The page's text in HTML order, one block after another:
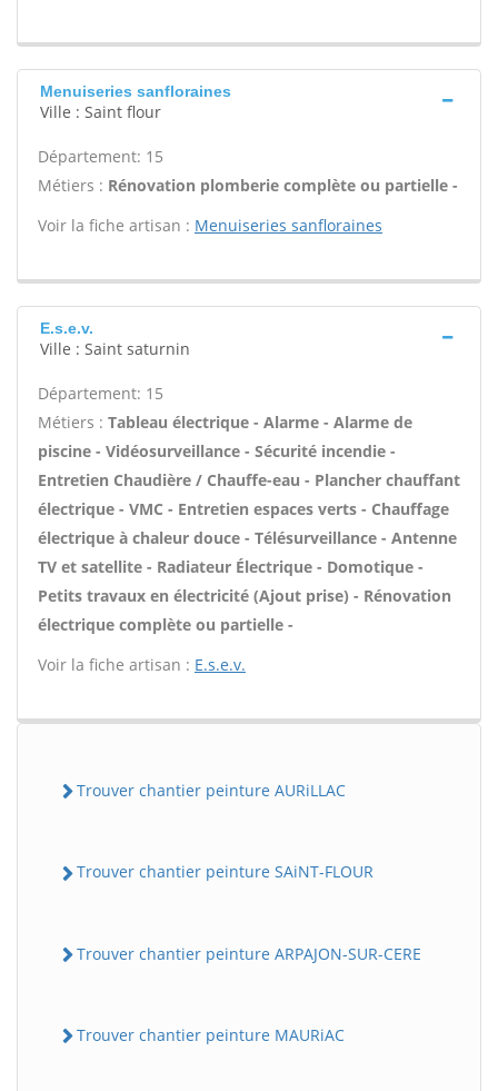
Menuiseries sanfloraines
Ville : Saint flour
Département: 15
Métiers : Rénovation plomberie complète ou partielle -
Voir la fiche artisan : Menuiseries sanfloraines
E.s.e.v.
Ville : Saint saturnin
Département: 15
Métiers : Tableau électrique - Alarme - Alarme de
piscine - Vidéosurveillance - Sécurité incendie -
Entretien Chaudière / Chauffe-eau - Plancher chauffant
électrique - VMC - Entretien espaces verts - Chauffage
électrique à chaleur douce - Télésurveillance - Antenne
TV et satellite - Radiateur Électrique - Domotique -
Petits travaux en électricité (Ajout prise) - Rénovation
électrique complète ou partielle -
Voir la fiche artisan : E.s.e.v.
Trouver chantier peinture AURiLLAC
Trouver chantier peinture SAiNT-FLOUR
Trouver chantier peinture ARPAJON-SUR-CERE
Trouver chantier peinture MAURiAC